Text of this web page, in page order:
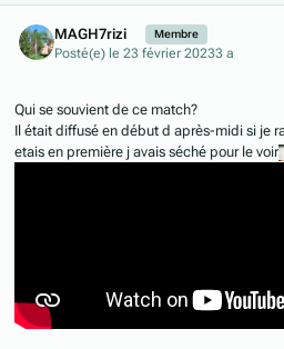
MAGH7rizi Membre
Posté(e) le 23 février 20233 a
Qui se souvient de ce match?
Il était diffusé en début d après-midi si je
etais en première j avais séché pour le voir